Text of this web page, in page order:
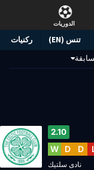
الدوريات
ركنيات تنس (EN)
2.10
D
D
W
نادي سلتيك